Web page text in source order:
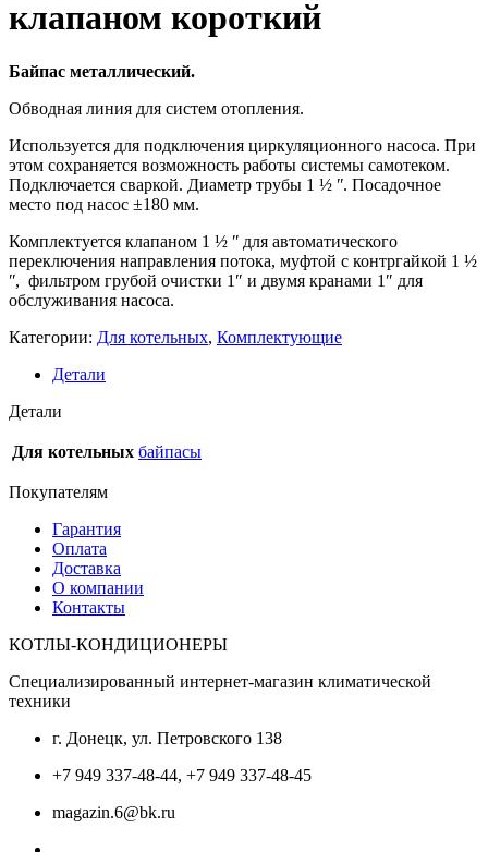
клапаном короткий
Байпас металлический.
Обводная линия для систем отопления.
Используется для подключения циркуляционного насоса. При
этом сохраняется возможность работы системы самотеком.
Подключается сваркой. Диаметр трубы 1 ½ ʺ. Посадочное
место под насос ±180 мм.
Комплектуется клапаном 1 ½ ʺ для автоматического
переключения направления потока, муфтой с контргайкой 1 ½
ʺ, фильтром грубой очистки 1″ и двумя кранами 1″ для
обслуживания насоса.
Категории: Для котельных, Комплектующие
Детали
Детали
Для котельных байпасы
Покупателям
Гарантия
Оплата
Доставка
О компании
Контакты
КОТЛЫ-КОНДИЦИОНЕРЫ
Специализированный интернет-магазин климатической
техники
г. Донецк, ул. Петровского 138
+7 949 337-48-44, +7 949 337-48-45
magazin.6@bk.ru